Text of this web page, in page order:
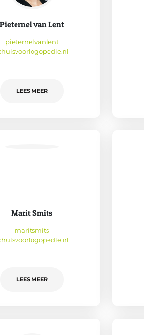
Pieternel van Lent
pieternelvanlent
LEES MEER
Marit Smits
maritsmits
LEES MEER